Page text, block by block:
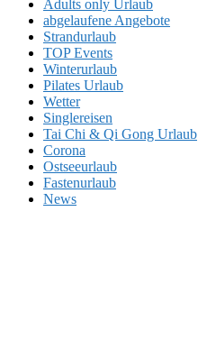
Adults only Urlaub
abgelaufene Angebote
Strandurlaub
TOP Events
Winterurlaub
Pilates Urlaub
Wetter
Singlereisen
Tai Chi & Qi Gong Urlaub
Corona
Ostseeurlaub
Fastenurlaub
News